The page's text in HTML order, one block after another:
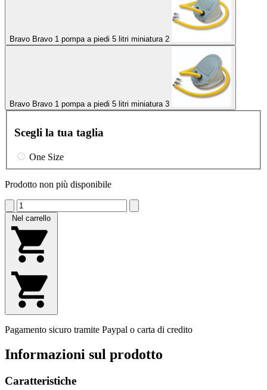
Bravo Bravo 1 pompa a piedi 5 litri miniatura 2
Bravo Bravo 1 pompa a piedi 5 litri miniatura 3
Scegli la tua taglia
One Size
Prodotto non più disponibile
Nel carrello
Pagamento sicuro tramite Paypal o carta di credito
Informazioni sul prodotto
Caratteristiche